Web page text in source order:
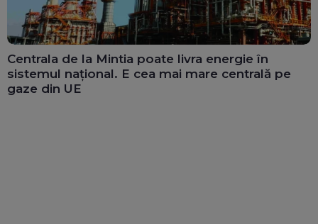
Centrala de la Mintia poate livra energie în
sistemul național. E cea mai mare centrală pe
gaze din UE